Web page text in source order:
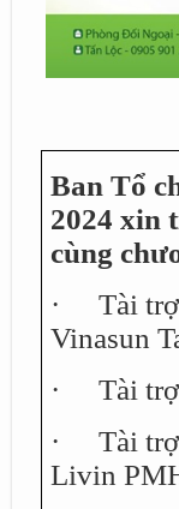
Ban Tổ
2024 xin
cùng
·
Tài
Vinasun
·
Tài
·
Tài
Livin